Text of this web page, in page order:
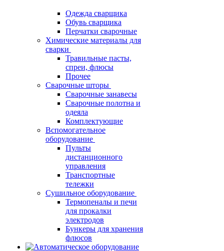
Одежда сварщика
Обувь сварщика
Перчатки сварочные
Химические материалы для
сварки
Травильные пасты,
спреи, флюсы
Прочее
Сварочные шторы
Сварочные занавесы
Сварочные полотна и
одеяла
Комплектующие
Вспомогательное
оборудование
Пульты
дистанционного
управления
Транспортные
тележки
Сушильное оборудование
Термопеналы и печи
для прокалки
электродов
Бункеры для хранения
флюсов